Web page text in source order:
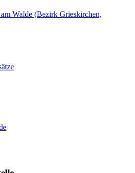
Walde (Bezirk Grieskirchen,